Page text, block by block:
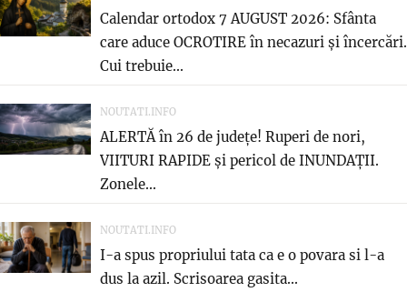
Calendar ortodox 7 AUGUST 2026: Sfânta
care aduce OCROTIRE în necazuri și încercări.
Cui trebuie...
NOUTATI.INFO
ALERTĂ în 26 de județe! Ruperi de nori,
VIITURI RAPIDE și pericol de INUNDAȚII.
Zonele...
NOUTATI.INFO
I-a spus propriului tata ca e o povara si l-a
dus la azil. Scrisoarea gasita...